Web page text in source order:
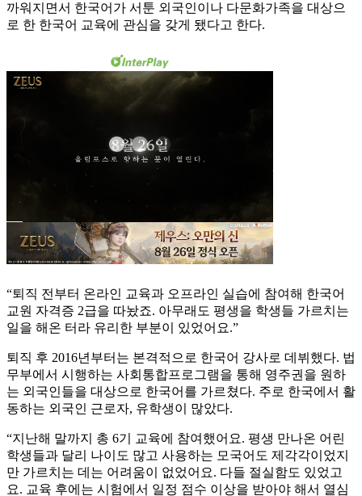
까워지면서 한국어가 서툰 외국인이나 다문화가족을 대상으
로 한 한국어 교육에 관심을 갖게 됐다고 한다.
“퇴직 전부터 온라인 교육과 오프라인 실습에 참여해 한국어
교원 자격증 2급을 따놨죠. 아무래도 평생을 학생들 가르치는
일을 해온 터라 유리한 부분이 있었어요.”
퇴직 후 2016년부터는 본격적으로 한국어 강사로 데뷔했다. 법
무부에서 시행하는 사회통합프로그램을 통해 영주권을 원하
는 외국인들을 대상으로 한국어를 가르쳤다. 주로 한국에서 활
동하는 외국인 근로자, 유학생이 많았다.
“지난해 말까지 총 6기 교육에 참여했어요. 평생 만나온 어린
학생들과 달리 나이도 많고 사용하는 모국어도 제각각이었지
만 가르치는 데는 어려움이 없었어요. 다들 절실함도 있었고
요. 교육 후에는 시험에서 일정 점수 이상을 받아야 해서 열심